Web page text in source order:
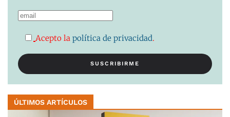
Acepto la política de privacidad.
ÚLTIMOS ARTÍCULOS